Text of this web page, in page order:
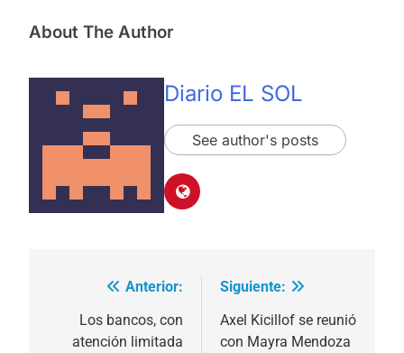
About The Author
Diario EL SOL
See author's posts
Navegación
Anterior:
Los bancos, con
atención limitada
Siguiente:
Axel Kicillof se reunió
con Mayra Mendoza